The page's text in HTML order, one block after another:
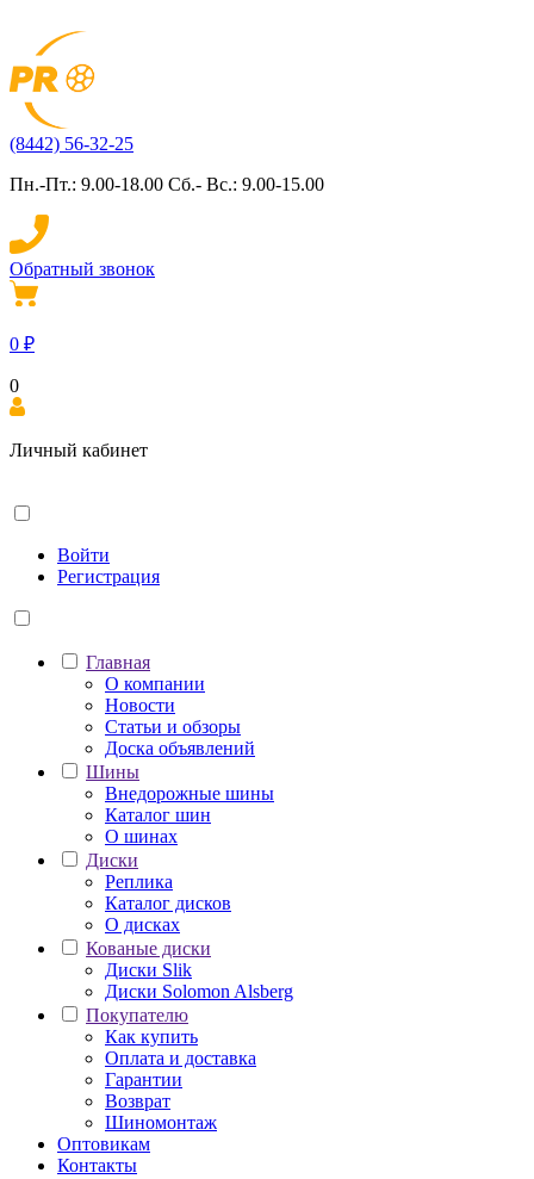
(8442) 56-32-25
Пн.-Пт.: 9.00-18.00 Сб.- Вс.: 9.00-15.00
Обратный звонок
0 ₽
0
Личный кабинет
Войти
Регистрация
Главная
О компании
Новости
Статьи и обзоры
Доска объявлений
Шины
Внедорожные шины
Каталог шин
О шинах
Диски
Реплика
Каталог дисков
О дисках
Кованые диски
Диски Slik
Диски Solomon Alsberg
Покупателю
Как купить
Оплата и доставка
Гарантии
Возврат
Шиномонтаж
Оптовикам
Контакты